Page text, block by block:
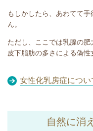
もしかしたら、あわてて
ん。
ただし、ここでは乳腺の肥
皮下脂肪の多さによる偽性
女性化乳房症につい
自然に消